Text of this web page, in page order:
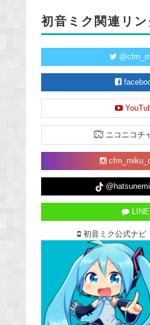
初音ミク関連リン
ニコニコチ
LINE
初音ミク公式ナビ